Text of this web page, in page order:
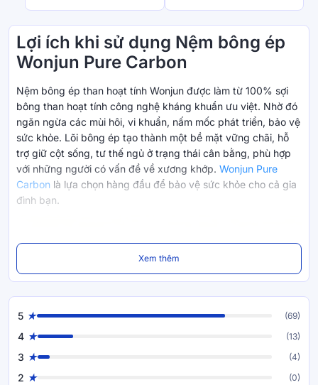
Lợi ích khi sử dụng Nệm bông ép
Wonjun Pure Carbon
Nệm bông ép than hoạt tính Wonjun được làm từ 100% sợi
bông than hoạt tính công nghệ kháng khuẩn ưu việt. Nhờ đó
ngăn ngừa các mùi hôi, vi khuẩn, nấm mốc phát triển, bảo vệ
sức khỏe. Lõi bông ép tạo thành một bề mặt vững chãi, hỗ
trợ giữ cột sống, tư thế ngủ ở trạng thái cân bằng, phù hợp
với những người có vấn đề về xương khớp. Wonjun Pure
Carbon là lựa chọn hàng đầu để bảo vệ sức khỏe cho cả gia
đình bạn.
Xem thêm
5 (69)
4 (13)
3 (4)
2 (0)